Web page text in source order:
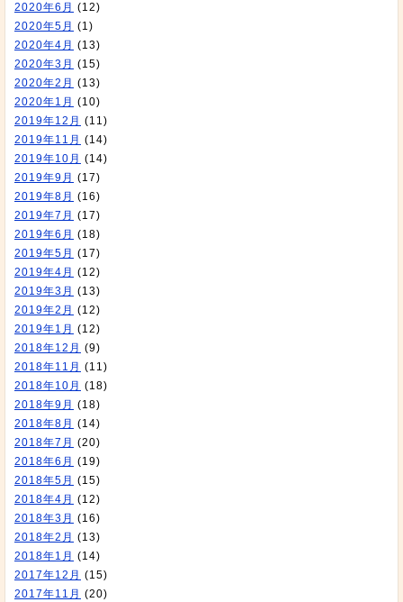
2020年6月 (12)
2020年5月 (1)
2020年4月 (13)
2020年3月 (15)
2020年2月 (13)
2020年1月 (10)
2019年12月 (11)
2019年11月 (14)
2019年10月 (14)
2019年9月 (17)
2019年8月 (16)
2019年7月 (17)
2019年6月 (18)
2019年5月 (17)
2019年4月 (12)
2019年3月 (13)
2019年2月 (12)
2019年1月 (12)
2018年12月 (9)
2018年11月 (11)
2018年10月 (18)
2018年9月 (18)
2018年8月 (14)
2018年7月 (20)
2018年6月 (19)
2018年5月 (15)
2018年4月 (12)
2018年3月 (16)
2018年2月 (13)
2018年1月 (14)
2017年12月 (15)
2017年11月 (20)